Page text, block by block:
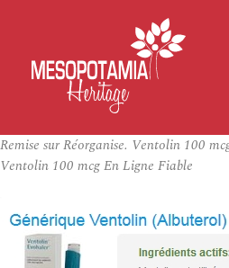
Remise sur Réorganise. Ventolin 100
Ventolin 100 mcg En Ligne Fiable